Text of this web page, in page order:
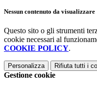
Nessun contenuto da visualizzare
Questo sito o gli strumenti
cookie necessari al
COOKIE POLICY.
Personalizza Rifiuta tutti i
Gestione cookie